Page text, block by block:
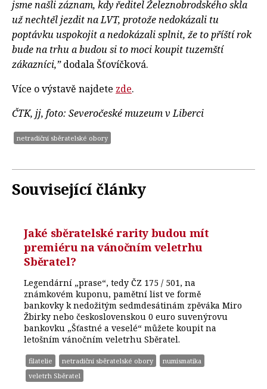
jsme našli záznam, kdy ředitel Železnobrodského skla
už nechtěl jezdit na LVT, protože nedokázali tu
poptávku uspokojit a nedokázali splnit, že to příští rok
bude na trhu a budou si to moci koupit tuzemští
zákazníci,”dodala Šťovíčková.
Více o výstavě najdete zde.
ČTK, jj, foto: Severočeské muzeum v Liberci
netradiční sběratelské obory
Související články
Jaké sběratelské rarity budou mít
premiéru na vánočním veletrhu
Sběratel?
Legendární „prase“, tedy ČZ 175 / 501, na
známkovém kuponu, pamětní list ve formě
bankovky k nedožitým sedmdesátinám zpěváka Miro
Žbirky nebo československou 0 euro suvenýrovu
bankovku „Šťastné a veselé“ můžete koupit na
letošním vánočním veletrhu Sběratel.
filatelie netradiční sběratelské obory
numismatika
veletrh Sběratel